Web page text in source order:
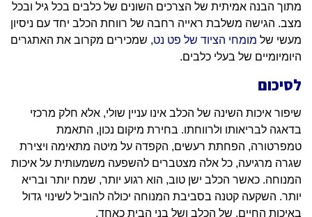
מתוך הבנה אמיתית של הצרכים השונים של כלבים בכל גיל ובכל
מצב. הגישה משלבת ראייה רחבה של רווחת הכלב יחד עם ניסיון
מעשי של מומחי הציוד של פט נט, שמכירים מקרוב את האתגרים
היומיומיים של בעלי כלבים.
לסיכום
שיפור איכות השינה של הכלב אינו עניין שולי, אלא חלק מרכזי
בדאגה לבריאותו ולרווחתו. בחירת מיקום נכון, התאמת
טמפרטורה, הפחתת רעשים, הקפדה על מיטה מתאימה ויצירת
שגרה מרגיעה, כל אלה מצטברים להשפעה משמעותית על איכות
המנוחה. כאשר הכלב ישן טוב, הוא רגוע יותר, שמח יותר ובריא
יותר. השקעה קטנה בסביבת המנוחה יכולה להוביל לשינוי גדול
באיכות החיים, של הכלב ושל בני הבית כאחד.